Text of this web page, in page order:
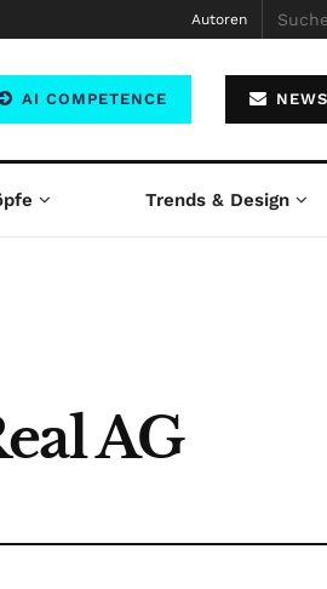
Autoren
AI COMPETENCE
Trends & Design
AG